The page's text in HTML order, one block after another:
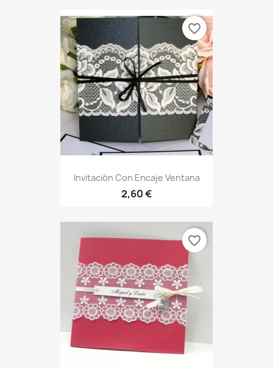
Invitación Con Encaje Ventana
2,60 €
favorite_border
favorite_border